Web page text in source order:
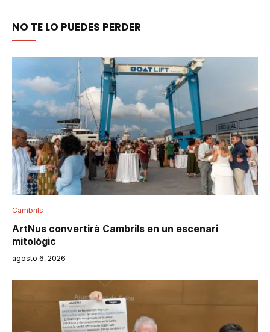
NO TE LO PUEDES PERDER
Cambrils
ArtNus convertirà Cambrils en un escenari
mitològic
agosto 6, 2026